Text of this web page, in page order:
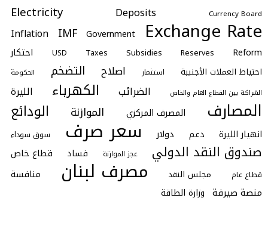
Currency Board
Deposits
Electricity
Exchange Rate
Government
IMF
Inflation
Reform
Reserves
Subsidies
Taxes
USD احتكار
احتياط العملات الأجنبية استثمار اصلاح التضخم
الحكومة
الشراكة بين القطاع العام والخاص
الضرائب الكهرباء الليرة
المصارف المصرف المركزي الموازنة الودائع
انهيار الليرة دعم دولار سعر صرف سوق سوداء
صندوق النقد الدولي عجز الموازنة فساد قطاع خاص
قطاع عام مجلس النقد مصرف لبنان
منافسة
منصة صيرفة وزارة الطاقة